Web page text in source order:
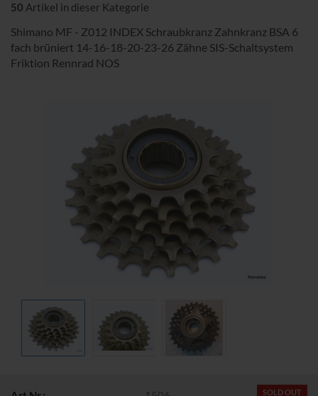
50 Artikel in dieser Kategorie
Shimano MF - Z012 INDEX Schraubkranz Zahnkranz BSA 6
fach brüniert 14-16-18-20-23-26 Zähne SIS-Schaltsystem
Friktion Rennrad NOS
SOLD OUT